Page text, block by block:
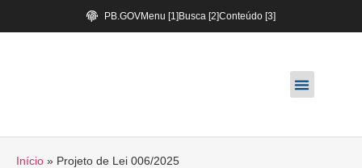
PB.GOVMenu [1] Busca [2]Conteúdo [3]
Início » Projeto de Lei 006/2025